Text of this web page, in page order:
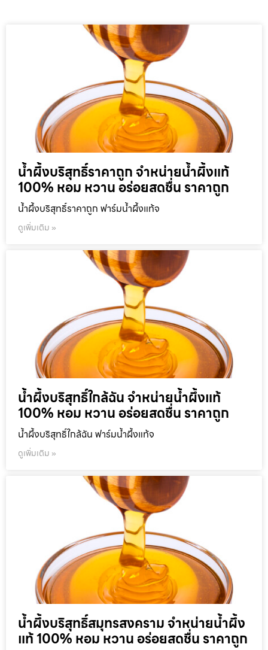
น้ำผึ้งบริสุทธิ์ราคาถูก จำหน่ายน้ำผึ้งแท้
100% หอม หวาน อร่อยสดชื่น ราคาถูก
น้ำผึ้งบริสุทธิ์ราคาถูก ฟาร์มน้ำผึ้งแท้จ
ดูเพิ่มเติม »
น้ำผึ้งบริสุทธิ์ใกล้ฉัน จำหน่ายน้ำผึ้งแท้
100% หอม หวาน อร่อยสดชื่น ราคาถูก
น้ำผึ้งบริสุทธิ์ใกล้ฉัน ฟาร์มน้ำผึ้งแท้จ
ดูเพิ่มเติม »
น้ำผึ้งบริสุทธิ์สมุทรสงคราม จำหน่ายน้ำผึ้ง
แท้ 100% หอม หวาน อร่อยสดชื่น ราคาถูก